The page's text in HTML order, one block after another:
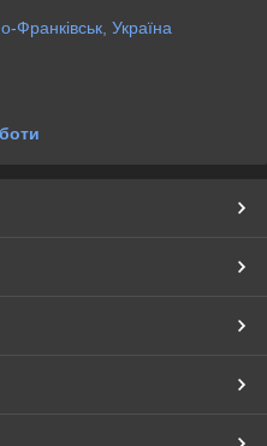
Франківськ, Україна